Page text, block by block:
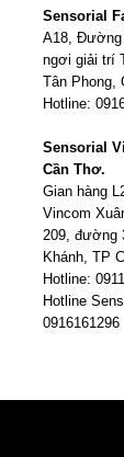
Sensorial
A18, Đường
ngơi giải trí
Tân Phong,
Hotline:
Sensorial
Cần Thơ.
Gian hàng
Vincom
209, đường
Khánh, TP
Hotline:
Hotline
0916161296